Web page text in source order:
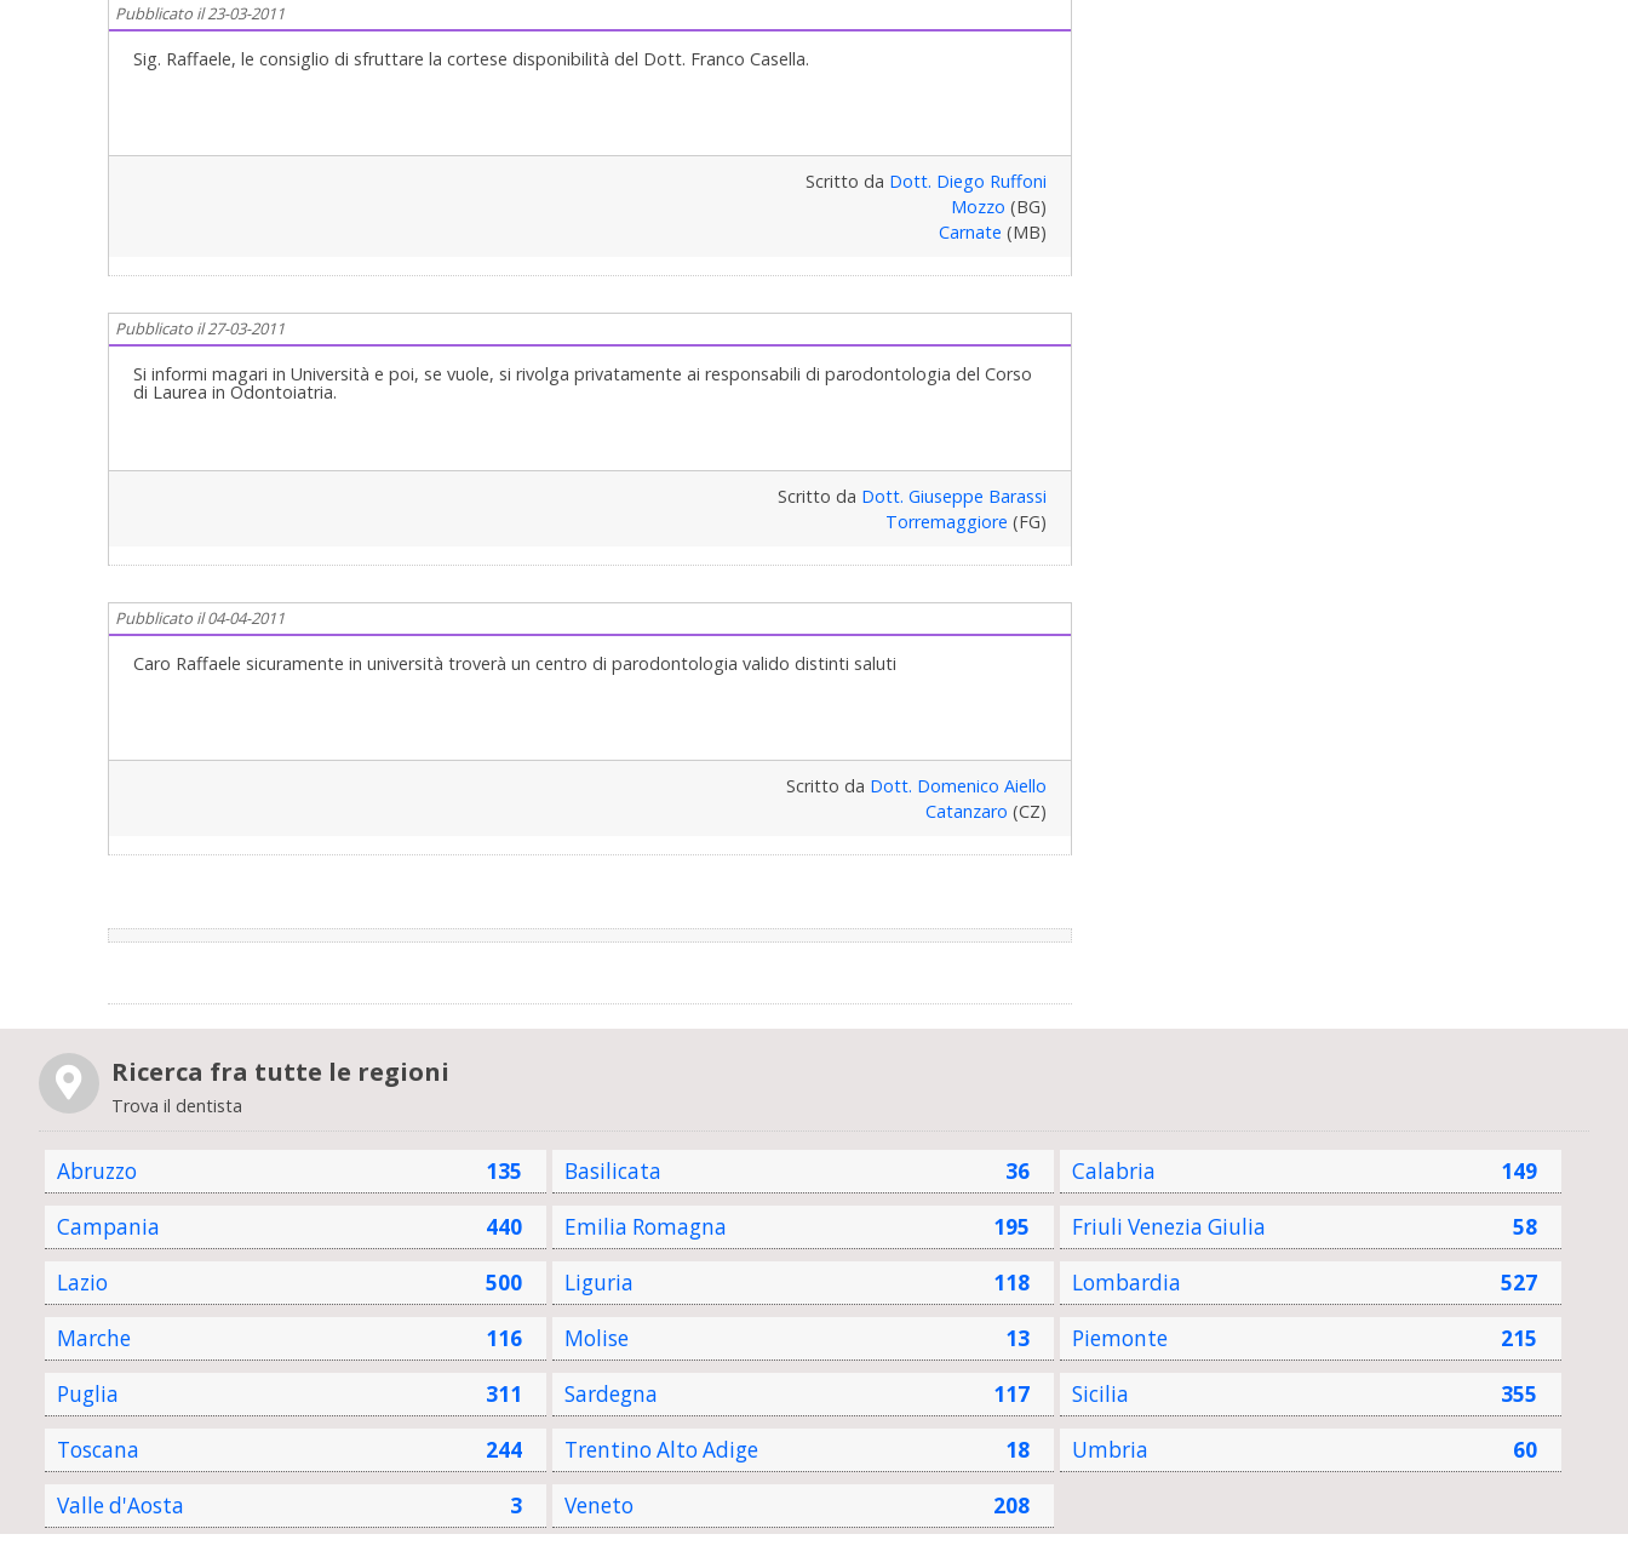
Pubblicato il 23-03-2011
Sig. Raffaele, le consiglio di sfruttare la cortese disponibilità del Dott. Franco Casella.
Scritto da Dott. Diego Ruffoni
Mozzo (BG)
Carnate (MB)
Pubblicato il 27-03-2011
Si informi magari in Università e poi, se vuole, si rivolga privatamente ai responsabili di parodontologia del Corso
di Laurea in Odontoiatria.
Scritto da Dott. Giuseppe Barassi
Torremaggiore (FG)
Pubblicato il 04-04-2011
Caro Raffaele sicuramente in università troverà un centro di parodontologia valido distinti saluti
Scritto da Dott. Domenico Aiello
Catanzaro (CZ)
Ricerca fra tutte le regioni
Trova il dentista
Abruzzo 135 Basilicata 36 Calabria
149
Campania
440 Emilia Romagna 195 Friuli Venezia Giulia
58
Lazio
500 Liguria 118 Lombardia
527
Marche
116 Molise 13 Piemonte
215
Puglia
311 Sardegna 117 Sicilia
355
Toscana
244 Trentino Alto Adige 18 Umbria
60
Valle d'Aosta
3 Veneto 208